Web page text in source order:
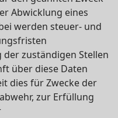
Abwicklung eines
werden steuer- und
zuständigen Stellen
über diese Daten
dies für Zwecke der
zur Erfüllung